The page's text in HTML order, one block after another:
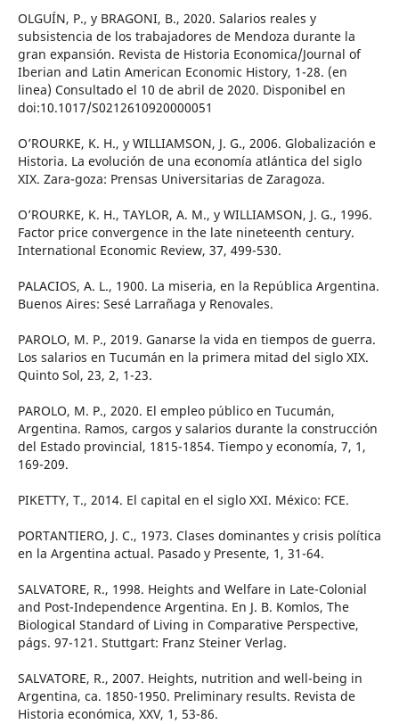
OLGUÍN, P., y BRAGONI, B., 2020. Salarios reales y
subsistencia de los trabajadores de Mendoza durante la
gran expansión. Revista de Historia Economica/Journal of
Iberian and Latin American Economic History, 1-28. (en
linea) Consultado el 10 de abril de 2020. Disponibel en
doi:10.1017/S0212610920000051
O’ROURKE, K. H., y WILLIAMSON, J. G., 2006. Globalización e
Historia. La evolución de una economía atlántica del siglo
XIX. Zara-goza: Prensas Universitarias de Zaragoza.
O’ROURKE, K. H., TAYLOR, A. M., y WILLIAMSON, J. G., 1996.
Factor price convergence in the late nineteenth century.
International Economic Review, 37, 499-530.
PALACIOS, A. L., 1900. La miseria, en la República Argentina.
Buenos Aires: Sesé Larrañaga y Renovales.
PAROLO, M. P., 2019. Ganarse la vida en tiempos de guerra.
Los salarios en Tucumán en la primera mitad del siglo XIX.
Quinto Sol, 23, 2, 1-23.
PAROLO, M. P., 2020. El empleo público en Tucumán,
Argentina. Ramos, cargos y salarios durante la construcción
del Estado provincial, 1815-1854. Tiempo y economía, 7, 1,
169-209.
PIKETTY, T., 2014. El capital en el siglo XXI. México: FCE.
PORTANTIERO, J. C., 1973. Clases dominantes y crisis política
en la Argentina actual. Pasado y Presente, 1, 31-64.
SALVATORE, R., 1998. Heights and Welfare in Late-Colonial
and Post-Independence Argentina. En J. B. Komlos, The
Biological Standard of Living in Comparative Perspective,
págs. 97-121. Stuttgart: Franz Steiner Verlag.
SALVATORE, R., 2007. Heights, nutrition and well-being in
Argentina, ca. 1850-1950. Preliminary results. Revista de
Historia económica, XXV, 1, 53-86.